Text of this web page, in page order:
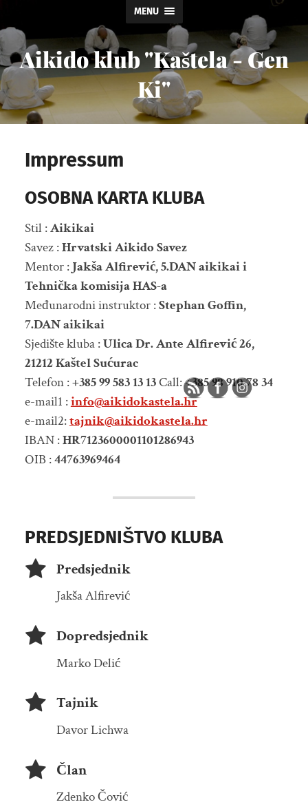
MENU
Aikido klub "Kaštela - Gen
Ki"
Impressum
OSOBNA KARTA KLUBA
Stil :Aikikai
Savez :Hrvatski Aikido Savez
Mentor :Jakša Alfirević, 5.DAN aikikai i
Tehnička komisija HAS-a
Međunarodni instruktor :Stephan Goffin,
7.DAN aikikai
Sjedište kluba :Ulica Dr. Ante Alfirević 26,
21212 Kaštel Sućurac
Telefon :+385 99 583 13 13Call:+385 98 910 78 34
e-mail1 :info@aikidokastela.hr
e-mail2:tajnik@aikidokastela.hr
IBAN :HR7123600001101286943
OIB :44763969464
PREDSJEDNIŠTVO KLUBA
Predsjednik
Jakša Alfirević
Dopredsjednik
Marko Delić
Tajnik
Davor Lichwa
Član
Zdenko Čović